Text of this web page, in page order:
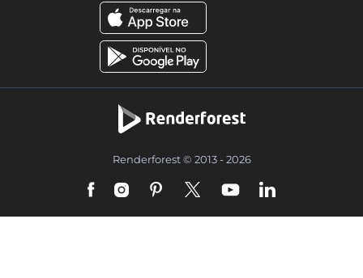
Renderforest © 2013 - 2026